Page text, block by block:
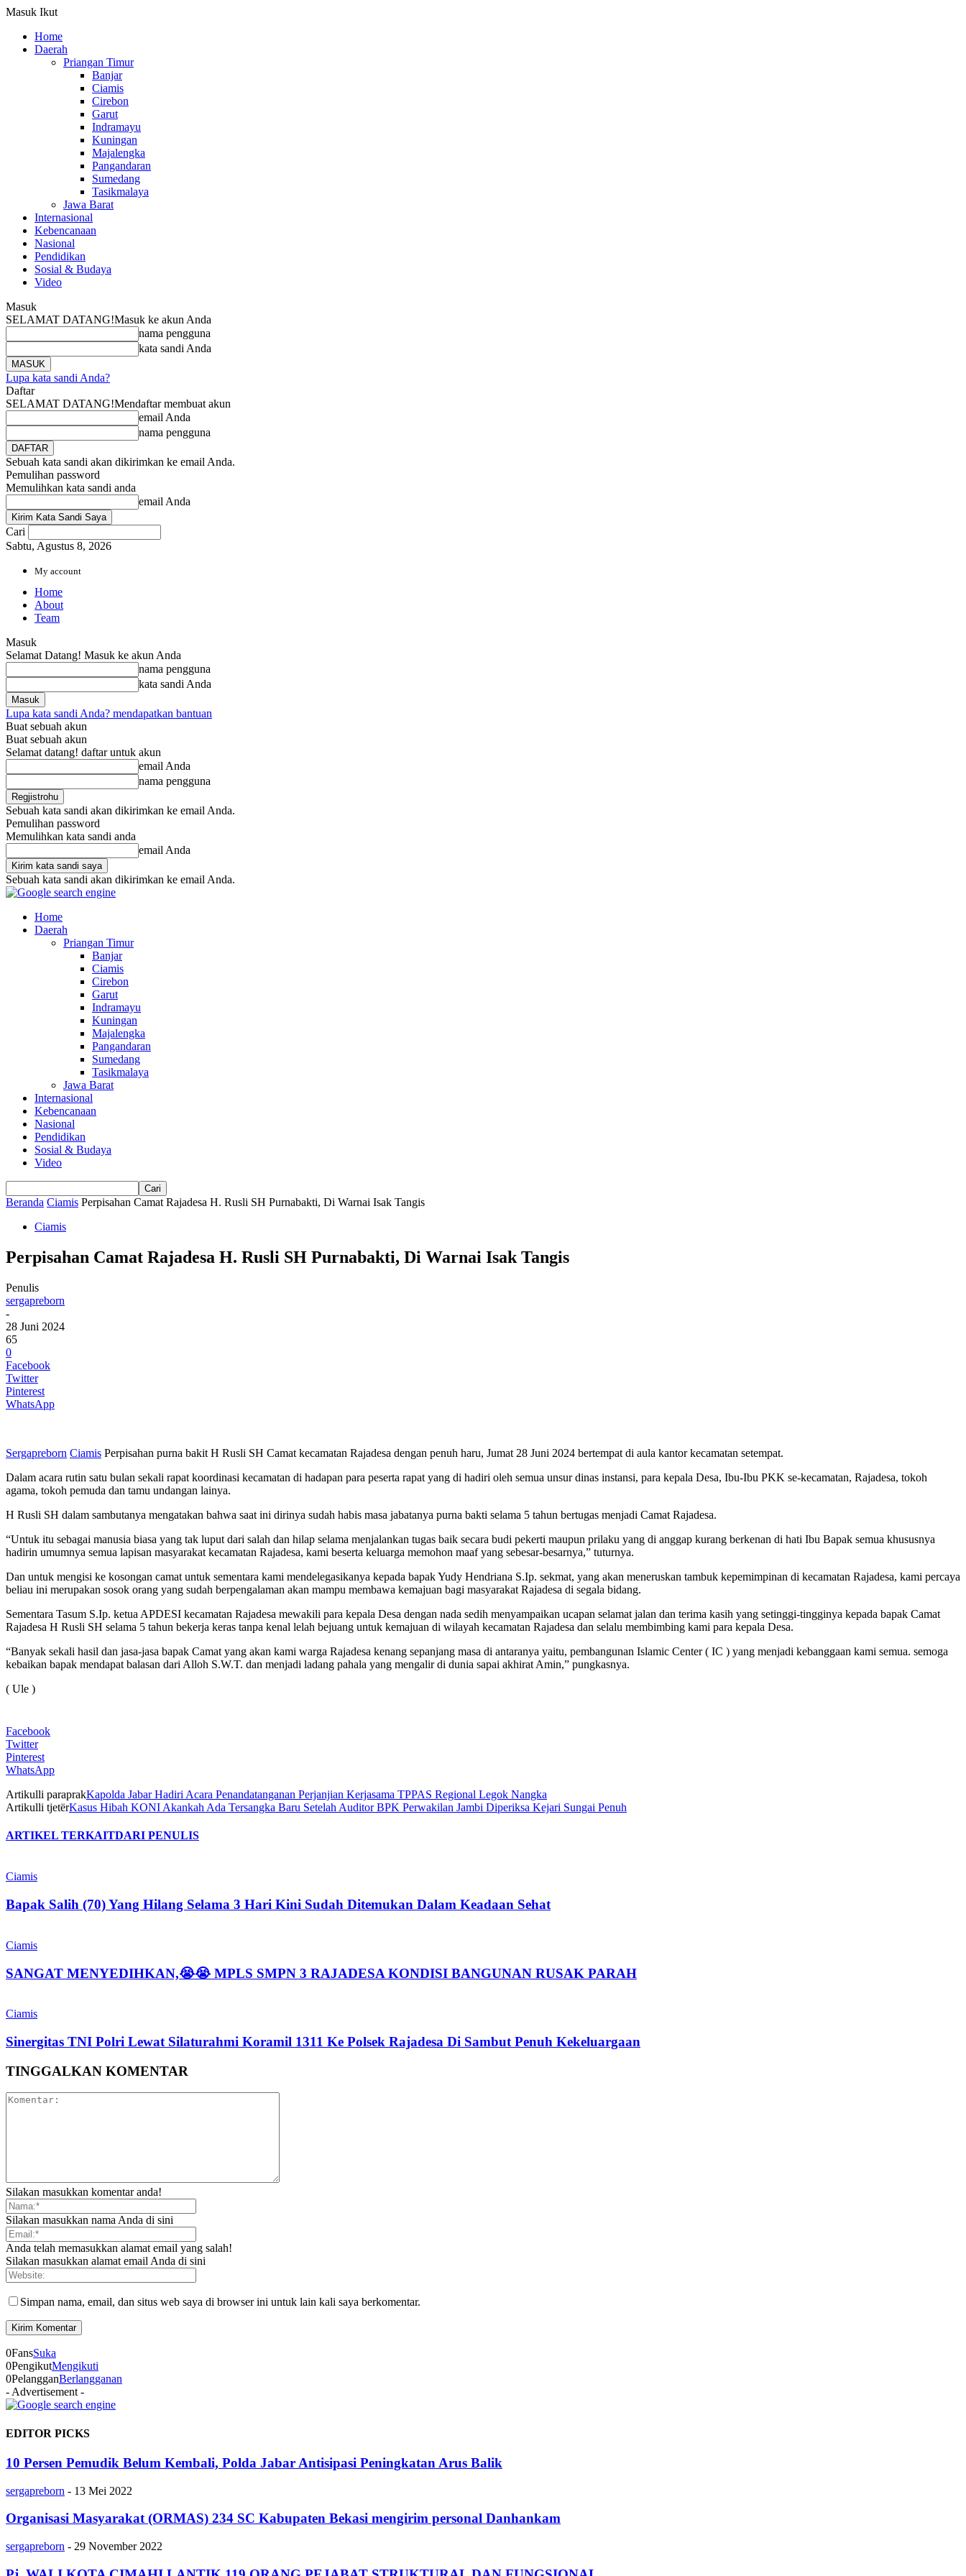
Masuk Ikut
Home
Daerah
Priangan Timur
Banjar
Ciamis
Cirebon
Garut
Indramayu
Kuningan
Majalengka
Pangandaran
Sumedang
Tasikmalaya
Jawa Barat
Internasional
Kebencanaan
Nasional
Pendidikan
Sosial & Budaya
Video
Masuk
SELAMAT DATANG!Masuk ke akun Anda
nama pengguna
kata sandi Anda
Lupa kata sandi Anda?
Daftar
SELAMAT DATANG!Mendaftar membuat akun
email Anda
nama pengguna
Sebuah kata sandi akan dikirimkan ke email Anda.
Pemulihan password
Memulihkan kata sandi anda
email Anda
Cari
Sabtu, Agustus 8, 2026
My account
Home
About
Team
Masuk
Selamat Datang! Masuk ke akun Anda
nama pengguna
kata sandi Anda
Lupa kata sandi Anda? mendapatkan bantuan
Buat sebuah akun
Buat sebuah akun
Selamat datang! daftar untuk akun
email Anda
nama pengguna
Sebuah kata sandi akan dikirimkan ke email Anda.
Pemulihan password
Memulihkan kata sandi anda
email Anda
Sebuah kata sandi akan dikirimkan ke email Anda.
Home
Daerah
Priangan Timur
Banjar
Ciamis
Cirebon
Garut
Indramayu
Kuningan
Majalengka
Pangandaran
Sumedang
Tasikmalaya
Jawa Barat
Internasional
Kebencanaan
Nasional
Pendidikan
Sosial & Budaya
Video
Beranda Ciamis Perpisahan Camat Rajadesa H. Rusli SH Purnabakti, Di Warnai Isak Tangis
Ciamis
Perpisahan Camat Rajadesa H. Rusli SH Purnabakti, Di Warnai Isak Tangis
Penulis
sergapreborn
-
28 Juni 2024
65
0
Facebook
Twitter
Pinterest
WhatsApp
Sergapreborn Ciamis Perpisahan purna bakit H Rusli SH Camat kecamatan Rajadesa dengan penuh haru, Jumat 28 Juni 2024 bertempat di aula kantor kecamatan setempat.
Dalam acara rutin satu bulan sekali rapat koordinasi kecamatan di hadapan para peserta rapat yang di hadiri oleh semua unsur dinas instansi, para kepala Desa, Ibu-Ibu PKK se-kecamatan, Rajadesa, tokoh
agama, tokoh pemuda dan tamu undangan lainya.
H Rusli SH dalam sambutanya mengatakan bahwa saat ini dirinya sudah habis masa jabatanya purna bakti selama 5 tahun bertugas menjadi Camat Rajadesa.
“Untuk itu sebagai manusia biasa yang tak luput dari salah dan hilap selama menjalankan tugas baik secara budi pekerti maupun prilaku yang di anggap kurang berkenan di hati Ibu Bapak semua khususnya
hadirin umumnya semua lapisan masyarakat kecamatan Rajadesa, kami beserta keluarga memohon maaf yang sebesar-besarnya,” tuturnya.
Dan untuk mengisi ke kosongan camat untuk sementara kami mendelegasikanya kepada bapak Yudy Hendriana S.Ip. sekmat, yang akan meneruskan tambuk kepemimpinan di kecamatan Rajadesa, kami percaya
beliau ini merupakan sosok orang yang sudah berpengalaman akan mampu membawa kemajuan bagi masyarakat Rajadesa di segala bidang.
Sementara Tasum S.Ip. ketua APDESI kecamatan Rajadesa mewakili para kepala Desa dengan nada sedih menyampaikan ucapan selamat jalan dan terima kasih yang setinggi-tingginya kepada bapak Camat
Rajadesa H Rusli SH selama 5 tahun bekerja keras tanpa kenal lelah bejuang untuk kemajuan di wilayah kecamatan Rajadesa dan selalu membimbing kami para kepala Desa.
“Banyak sekali hasil dan jasa-jasa bapak Camat yang akan kami warga Rajadesa kenang sepanjang masa di antaranya yaitu, pembangunan Islamic Center ( IC ) yang menjadi kebanggaan kami semua. semoga
kebaikan bapak mendapat balasan dari Alloh S.W.T. dan menjadi ladang pahala yang mengalir di dunia sapai akhirat Amin,” pungkasnya.
( Ule )
Facebook
Twitter
Pinterest
WhatsApp
Artikulli paraprakKapolda Jabar Hadiri Acara Penandatanganan Perjanjian Kerjasama TPPAS Regional Legok Nangka
Artikulli tjetërKasus Hibah KONI Akankah Ada Tersangka Baru Setelah Auditor BPK Perwakilan Jambi Diperiksa Kejari Sungai Penuh
ARTIKEL TERKAITDARI PENULIS
Ciamis
Bapak Salih (70) Yang Hilang Selama 3 Hari Kini Sudah Ditemukan Dalam Keadaan Sehat
Ciamis
SANGAT MENYEDIHKAN,😭😭 MPLS SMPN 3 RAJADESA KONDISI BANGUNAN RUSAK PARAH
Ciamis
Sinergitas TNI Polri Lewat Silaturahmi Koramil 1311 Ke Polsek Rajadesa Di Sambut Penuh Kekeluargaan
TINGGALKAN KOMENTAR
Silakan masukkan komentar anda!
Silakan masukkan nama Anda di sini
Anda telah memasukkan alamat email yang salah!
Silakan masukkan alamat email Anda di sini
Simpan nama, email, dan situs web saya di browser ini untuk lain kali saya berkomentar.
0FansSuka
0PengikutMengikuti
0PelangganBerlangganan
- Advertisement -
EDITOR PICKS
10 Persen Pemudik Belum Kembali, Polda Jabar Antisipasi Peningkatan Arus Balik
sergapreborn - 13 Mei 2022
Organisasi Masyarakat (ORMAS) 234 SC Kabupaten Bekasi mengirim personal Danhankam
sergapreborn - 29 November 2022